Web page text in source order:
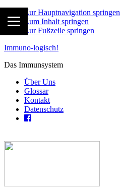
Zur Hauptnavigation springen
Zum Inhalt springen
Zur Fußzeile springen
Immuno-logisch!
Das Immunsystem
Über Uns
Glossar
Kontakt
Datenschutz